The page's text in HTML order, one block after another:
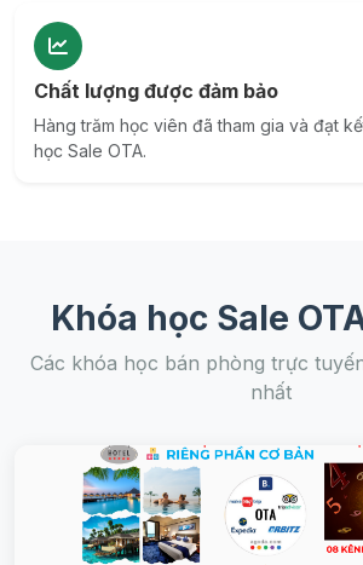
Chất lượng được đảm bảo
Hàng trăm học viên đã tham gia và đạt
học Sale OTA.
Khóa học Sale
Các khóa học bán phòng trực
nhất